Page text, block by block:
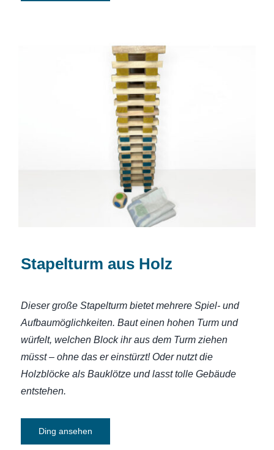
Stapelturm aus Holz
Stapelturm aus Holz
Dieser große Stapelturm bietet mehrere Spiel- und
Aufbaumöglichkeiten. Baut einen hohen Turm und
würfelt, welchen Block ihr aus dem Turm ziehen
müsst – ohne das er einstürzt! Oder nutzt die
Holzblöcke als Bauklötze und lasst tolle Gebäude
entstehen.
Ding ansehen